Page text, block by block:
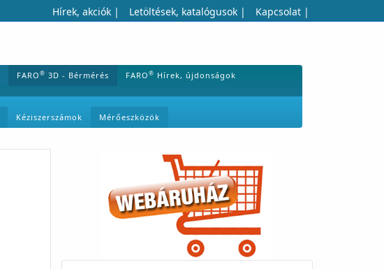
Hírek, akciók | Letöltések, katalógusok | Kapcsolat |
FARO® 3D - Bérmérés FARO® Hírek, újdonságok
Kéziszerszámok Mérőeszközök